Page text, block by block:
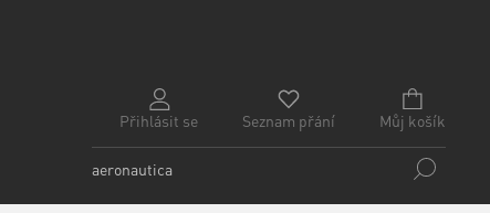
Přihlásit se Můj košík
Seznam přání